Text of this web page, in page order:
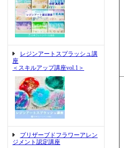
レジンアートスプラッシュ講
座
＜スキルアップ講座vol.1＞
プリザーブドフラワーアレン
ジメント認定講座